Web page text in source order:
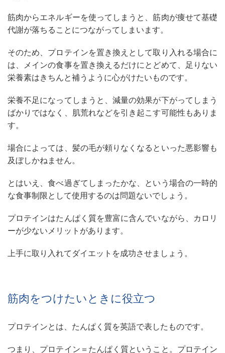
筋肉からエネルギーを使ってしまうと、筋肉が痩せて基礎
代謝が落ちることにつながってしまいます。
そのため、プロテインを置き換えとして取り入れる場合に
は、メインの食事を置き換えるだけにとどめて、足りない
栄養素はきちんと補うように心がけたいものです。
栄養不足になってしまうと、減量の効果が下がってしまう
ばかりではなく、肌荒れなどを引き起こす可能性もありま
す。
場合によっては、髪の毛が頼りなくなるといった悪影響も
及ぼしかねません。
とはいえ、食べ過ぎてしまったかな、という場合の一時的
な食事制限として使用するのは問題ないでしょう。
プロテインはたんぱく質を豊富に含んでいながら、カロリ
ーが少ないメリットがあります。
上手に取り入れてダイエットを成功させましょう。
筋肉をつけたいときに役立つ
プロテインとは、たんぱく質を英語で表したものです。
つまり、プロテイン＝たんぱく質ということ。プロテイン